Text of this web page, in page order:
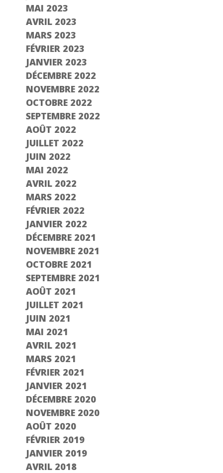
MAI 2023
AVRIL 2023
MARS 2023
FÉVRIER 2023
JANVIER 2023
DÉCEMBRE 2022
NOVEMBRE 2022
OCTOBRE 2022
SEPTEMBRE 2022
AOÛT 2022
JUILLET 2022
JUIN 2022
MAI 2022
AVRIL 2022
MARS 2022
FÉVRIER 2022
JANVIER 2022
DÉCEMBRE 2021
NOVEMBRE 2021
OCTOBRE 2021
SEPTEMBRE 2021
AOÛT 2021
JUILLET 2021
JUIN 2021
MAI 2021
AVRIL 2021
MARS 2021
FÉVRIER 2021
JANVIER 2021
DÉCEMBRE 2020
NOVEMBRE 2020
AOÛT 2020
FÉVRIER 2019
JANVIER 2019
AVRIL 2018